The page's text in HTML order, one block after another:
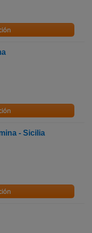
- Sicilia